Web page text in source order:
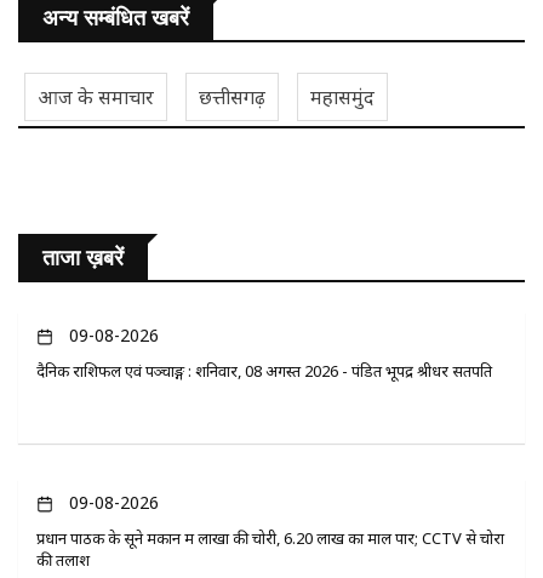
अन्य सम्बंधित खबरें
आज के समाचार छत्तीसगढ़ महासमुंद
ताजा ख़बरें
09-08-2026
दैनिक राशिफल एवं पञ्चाङ्ग : शनिवार, 08 अगस्त 2026 - पंडित भूपेंद्र श्रीधर सतपति
09-08-2026
प्रधान पाठक के सूने मकान में लाखों की चोरी, 6.20 लाख का माल पार; CCTV से चोरों
की तलाश